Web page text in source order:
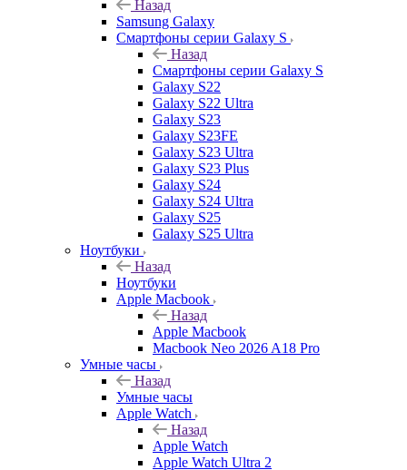
Назад
Samsung Galaxy
Смартфоны серии Galaxy S
Назад
Смартфоны серии Galaxy S
Galaxy S22
Galaxy S22 Ultra
Galaxy S23
Galaxy S23FE
Galaxy S23 Ultra
Galaxy S23 Plus
Galaxy S24
Galaxy S24 Ultra
Galaxy S25
Galaxy S25 Ultra
Ноутбуки
Назад
Ноутбуки
Apple Macbook
Назад
Apple Macbook
Macbook Neo 2026 A18 Pro
Умные часы
Назад
Умные часы
Apple Watch
Назад
Apple Watch
Apple Watch Ultra 2